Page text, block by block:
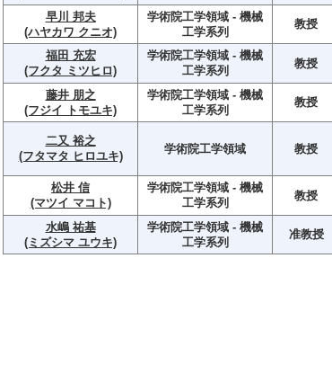
早川 邦夫
(ハヤカワ クニオ)
学術院工学領域 - 機械
工学系列
教授
福田 充宏
(フクタ ミツヒロ)
学術院工学領域 - 機械
工学系列
教授
藤井 朋之
(フジイ トモユキ)
学術院工学領域 - 機械
工学系列
教授
二又 裕之
(フタマタ ヒロユキ)
学術院工学領域 教授
松井 信
(マツイ マコト)
学術院工学領域 - 機械
工学系列
教授
水嶋 祐基
(ミズシマ ユウキ)
学術院工学領域 - 機械
工学系列
准教授